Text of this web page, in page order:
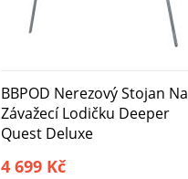
BBPOD Nerezový Stojan Na
Závažecí Lodičku Deeper
Quest Deluxe
4 699 Kč